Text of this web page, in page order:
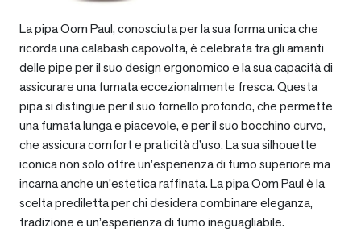
La pipa Oom Paul, conosciuta per la sua forma unica che
ricorda una calabash capovolta, è celebrata tra gli amanti
delle pipe per il suo design ergonomico e la sua capacità di
assicurare una fumata eccezionalmente fresca. Questa
pipa si distingue per il suo fornello profondo, che permette
una fumata lunga e piacevole, e per il suo bocchino curvo,
che assicura comfort e praticità d’uso. La sua silhouette
iconica non solo offre un’esperienza di fumo superiore ma
incarna anche un’estetica raffinata. La pipa Oom Paul è la
scelta prediletta per chi desidera combinare eleganza,
tradizione e un’esperienza di fumo ineguagliabile.